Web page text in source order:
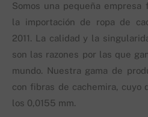
Somos una pequeña empresa
la importación de ropa de
2011. La calidad y la
son las razones por las que
mundo. Nuestra gama de
con fibras de cachemira, cuyo
los 0,0155 mm.